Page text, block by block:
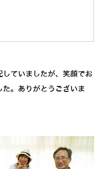
ていましたが、笑顔でお
。ありがとうございま